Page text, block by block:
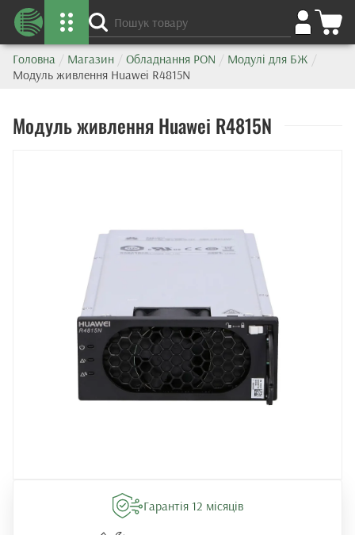
Головна / Магазин / Обладнання PON / Модулі для БЖ /
Модуль живлення Huawei R4815N
Модуль живлення Huawei R4815N
Гарантія 12 місяців